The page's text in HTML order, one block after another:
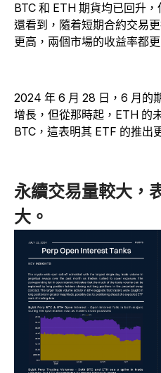
BTC 和 ETH 期貨均已回升
還看到，隨着短期合約交易
更高，兩個市場的收益率都更
2024 年 6 月 28 日，6 月的
增長，但從那時起，ETH 的
BTC，這表明其 ETF 的推出
永續交易量較大，
大。